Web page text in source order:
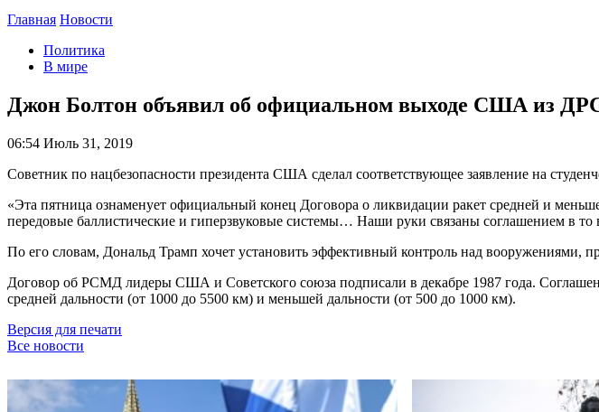
Главная Новости
Политика
В мире
Джон Болтон объявил об официальном выходе США из
06:54 Июль 31, 2019
Советник по нацбезопасности президента США сделал соответствующее заявление на
«Эта пятница ознаменует официальный конец Договора о ликвидации ракет средней и
передовые баллистические и гиперзвуковые системы… Наши руки связаны соглашением в
По его словам, Дональд Трамп хочет установить эффективный контроль над вооружениями,
Договор об РСМД лидеры США и Советского союза подписали в декабре 1987 года.
средней дальности (от 1000 до 5500 км) и меньшей дальности (от 500 до 1000 км).
Версия для печати
Все новости